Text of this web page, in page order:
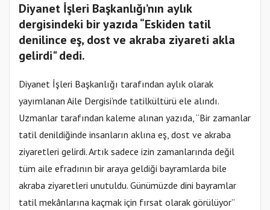
Diyanet İşleri Başkanlığı’nın aylık
dergisindeki bir yazıda “Eskiden tatil
denilince eş, dost ve akraba ziyareti akla
gelirdi" dedi.
Diyanet İşleri Başkanlığı tarafından aylık olarak
yayımlanan Aile Dergisi’nde tatilkültürü ele alındı.
Uzmanlar tarafından kaleme alınan yazıda, “Bir zamanlar
tatil denildiğinde insanların aklına eş, dost ve akraba
ziyaretleri gelirdi. Artık sadece izin zamanlarında değil
tüm aile efradının bir araya geldiği bayramlarda bile
akraba ziyaretleri unutuldu. Günümüzde dini bayramlar
tatil mekânlarına kaçmak için fırsat olarak görülüyor”